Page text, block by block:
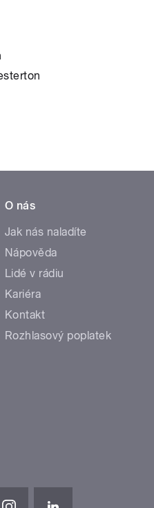
O nás
Jak nás naladíte
Nápověda
Lidé v rádiu
Kariéra
Kontakt
Rozhlasový poplatek